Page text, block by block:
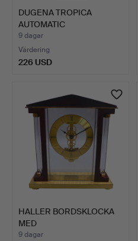
DUGENA TROPICA
AUTOMATIC
ARMBANDSUR MED DA…
9 dagar
Värdering
226 USD
HALLER BORDSKLOCKA
MED
KVARTSSKELETTURVERK.
9 dagar